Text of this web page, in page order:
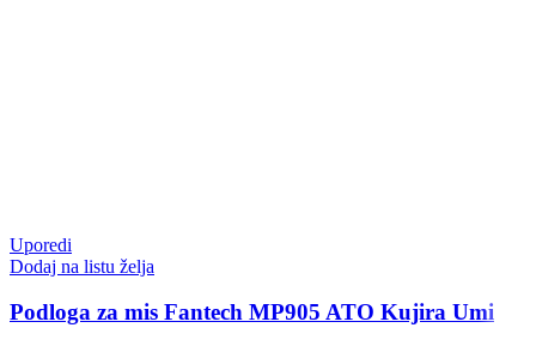
Uporedi
Dodaj na listu želja
Podloga za mis Fantech MP905 ATO Kujira Umi